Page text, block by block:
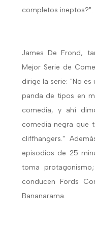
completos ineptos?".
James De Frond,
Mejor Serie de
dirige la serie: "No
panda de tipos en
comedia, y ahí
comedia negra que
cliffhangers."
episodios de 25
toma
conducen Fords
Bananarama.